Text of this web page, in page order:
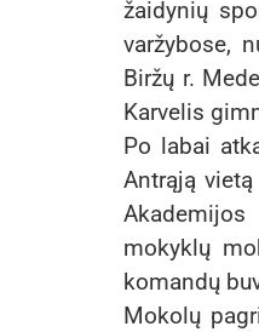
žaidynių
varžybose,
Biržų r.
Karvelis
Po labai
Antrąją
mokyklų
komandų
Mokolų